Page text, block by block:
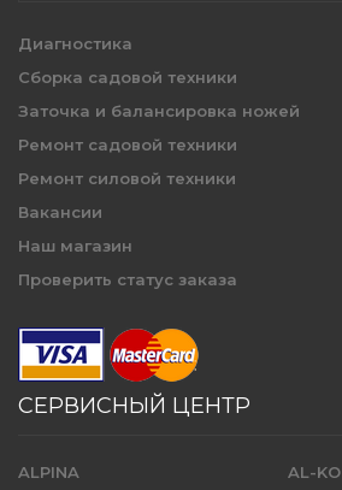
Диагностика
Сборка садовой техники
Заточка и балансировка ножей
Ремонт садовой техники
Ремонт силовой техники
Вакансии
Наш магазин
Проверить статус заказа
СЕРВИСНЫЙ ЦЕНТР
ALPINA
AL-KO